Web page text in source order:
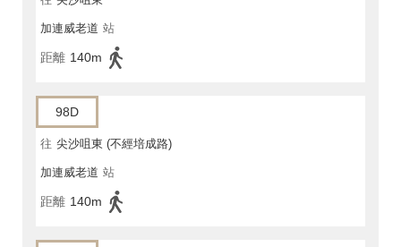
加連威老道 站
距離 140m
98D
往 尖沙咀東 (不經培成路)
加連威老道 站
距離 140m